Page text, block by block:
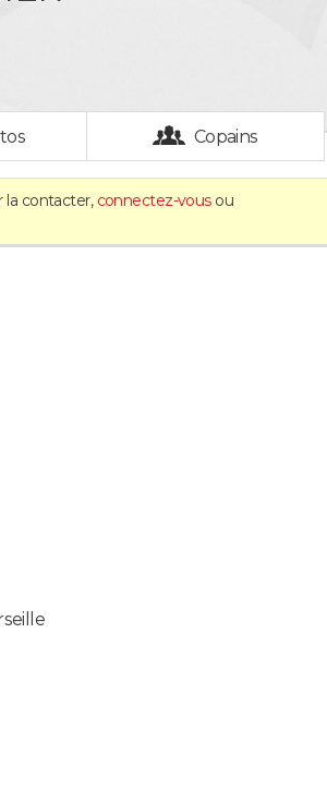
Copains
la contacter, connectez-vousou